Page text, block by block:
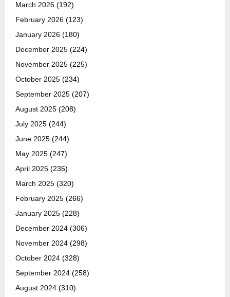
March 2026 (192)
February 2026 (123)
January 2026 (180)
December 2025 (224)
November 2025 (225)
October 2025 (234)
September 2025 (207)
August 2025 (208)
July 2025 (244)
June 2025 (244)
May 2025 (247)
April 2025 (235)
March 2025 (320)
February 2025 (266)
January 2025 (228)
December 2024 (306)
November 2024 (298)
October 2024 (328)
September 2024 (258)
August 2024 (310)